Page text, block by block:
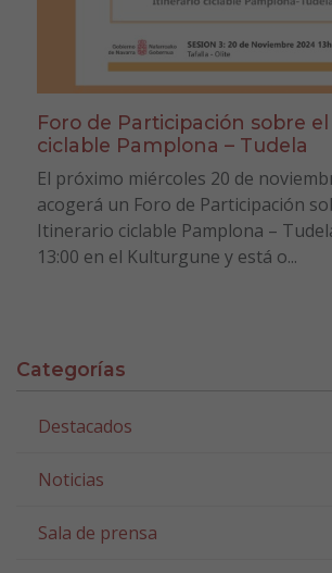
Foro de Participación sobre
ciclable Pamplona – Tudela
El próximo miércoles 20 de
acogerá un Foro de Participación
Itinerario ciclable Pamplona –
13:00 en el Kulturgune y está o...
Categorías
Destacados
Noticias
Sala de prensa